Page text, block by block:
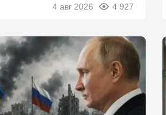
4 авг 2026 4 927